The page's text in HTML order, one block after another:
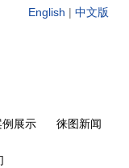
English | 中文版
例展示 徕图新闻